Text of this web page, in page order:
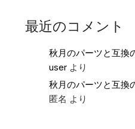
最近のコメント
秋月のパーツと互換
user より
秋月のパーツと互換
匿名 より